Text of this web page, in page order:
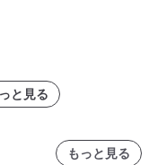
と見る
もっと見る